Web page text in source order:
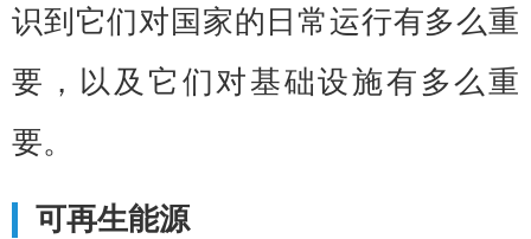
识到它们对国家的日常运行有多么重
要，以及它们对基础设施有多么重
要。
可再生能源